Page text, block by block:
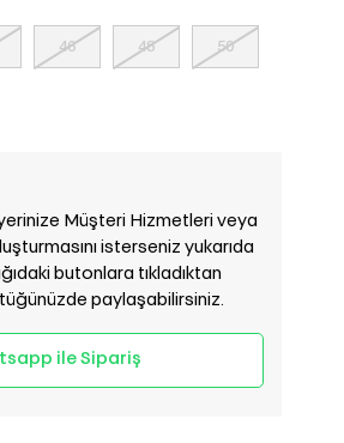
46 48 50
Müşteri Hizmetleri veya
isterseniz yukarıda
butonlara tıkladıktan
paylaşabilirsiniz.
ile Sipariş